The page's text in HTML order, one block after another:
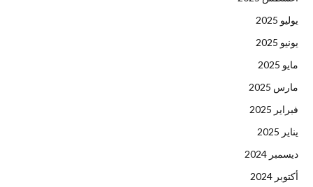
يوليو 2025
يونيو 2025
مايو 2025
مارس 2025
فبراير 2025
يناير 2025
ديسمبر 2024
أكتوبر 2024